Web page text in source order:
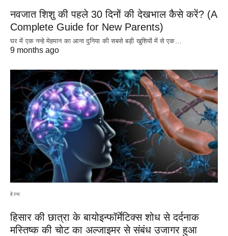
नवजात शिशु की पहले 30 दिनों की देखभाल कैसे करें? (A
Complete Guide for New Parents)
घर में एक नन्हे मेहमान का आना दुनिया की सबसे बड़ी खुशियों में से एक…
9 months ago
हेल्थ
हिसार की छात्रा के बायोइन्फॉर्मेटिक्स शोध से दर्दनाक
मस्तिष्क की चोट का अल्जाइमर से संबंध उजागर हुआ